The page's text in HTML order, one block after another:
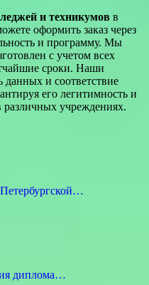
и техникумов в
оформить заказ через
и программу. Мы
с учетом всех
сроки. Наши
данных и соответствие
его легитимность и
различных учреждениях.
диплома…